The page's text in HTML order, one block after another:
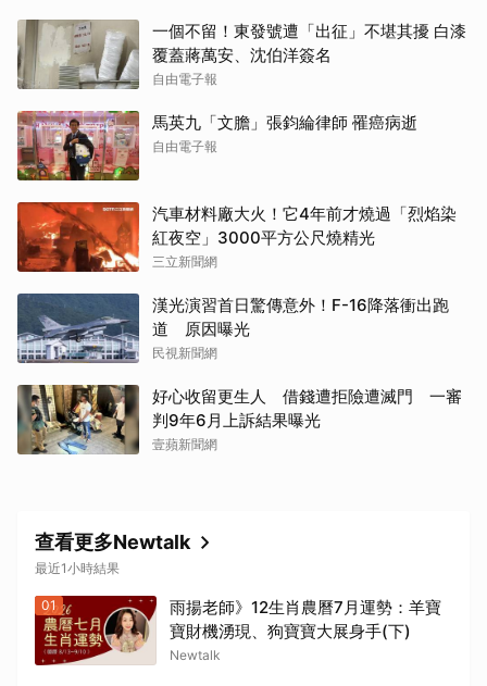
一個不留！東發號遭「出征」不堪其擾 白漆
覆蓋蔣萬安、沈伯洋簽名
自由電子報
馬英九「文膽」張鈞綸律師 罹癌病逝
自由電子報
汽車材料廠大火！它4年前才燒過「烈焰染
紅夜空」3000平方公尺燒精光
三立新聞網
漢光演習首日驚傳意外！F-16降落衝出跑
道 原因曝光
民視新聞網
好心收留更生人 借錢遭拒險遭滅門 一審
判9年6月上訴結果曝光
壹蘋新聞網
查看更多Newtalk
最近1小時結果
01
雨揚老師》12生肖農曆7月運勢：羊寶
寶財機湧現、狗寶寶大展身手(下)
Newtalk
取消